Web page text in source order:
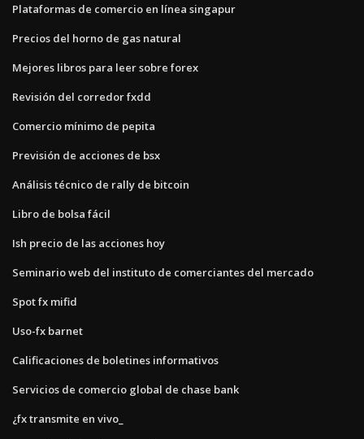
Plataformas de comercio en línea singapur
Precios del horno de gas natural
Mejores libros para leer sobre forex
Revisión del corredor fxdd
Comercio mínimo de pepita
Previsión de acciones de bsx
Análisis técnico de rally de bitcoin
Libro de bolsa fácil
Ish precio de las acciones hoy
Seminario web del instituto de comerciantes del mercado
Spot fx mifid
Uso-fx barnet
Calificaciones de boletines informativos
Servicios de comercio global de chase bank
¿fx transmite en vivo_